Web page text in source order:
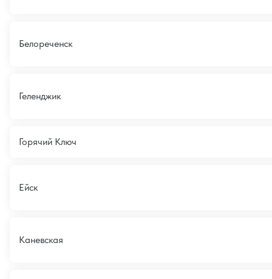
Белореченск
Геленджик
Горячий Ключ
Ейск
Каневская